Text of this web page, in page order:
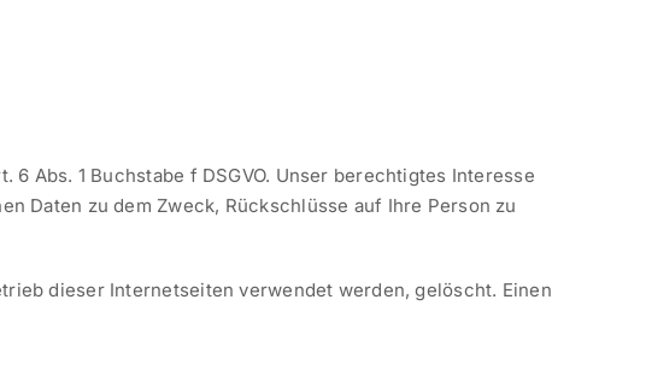
6 Abs. 1 Buchstabe f DSGVO. Unser berechtigtes Interesse
Daten zu dem Zweck, Rückschlüsse auf Ihre Person zu
dieser Internetseiten verwendet werden, gelöscht. Einen